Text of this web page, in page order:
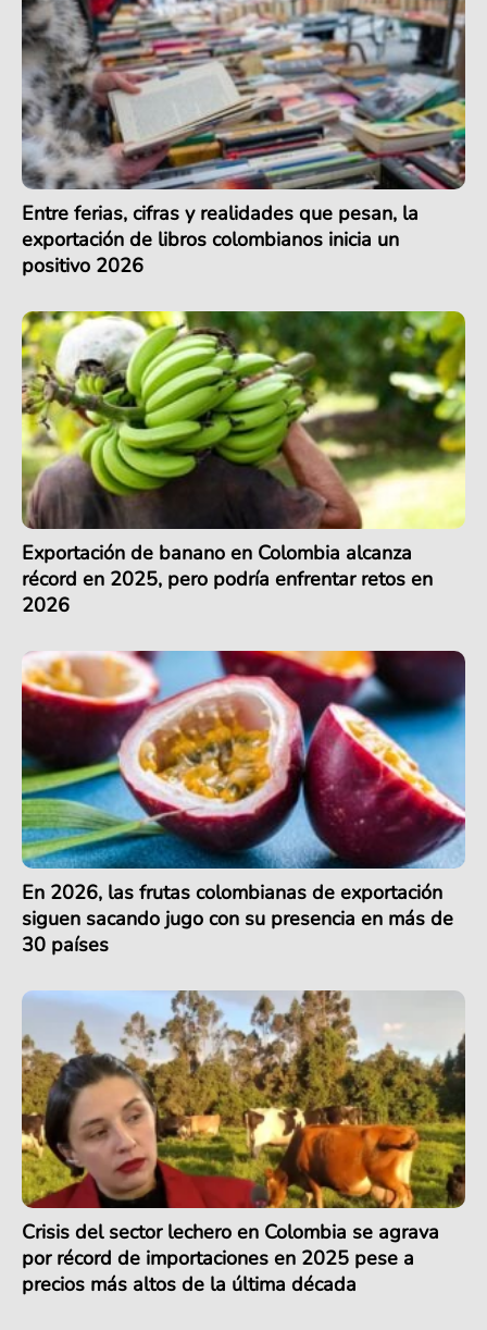
Entre ferias, cifras y realidades que pesan, la
exportación de libros colombianos inicia un
positivo 2026
Exportación de banano en Colombia alcanza
récord en 2025, pero podría enfrentar retos en
2026
En 2026, las frutas colombianas de exportación
siguen sacando jugo con su presencia en más de
30 países
Crisis del sector lechero en Colombia se agrava
por récord de importaciones en 2025 pese a
precios más altos de la última década